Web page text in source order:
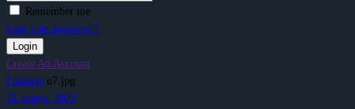
Remember me
Lost your password?
Create An Account
Главная u7.jpg
21 марта, 2023